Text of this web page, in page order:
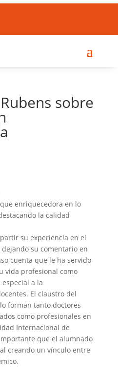
sobre
enriquecedora en lo
la calidad
su experiencia en el
dejando su comentario en
cuenta que le ha servido
vida profesional como
a la
El claustro del
forman tanto doctores
como profesionales en
Internacional de
que el alumnado
creando un vínculo entre